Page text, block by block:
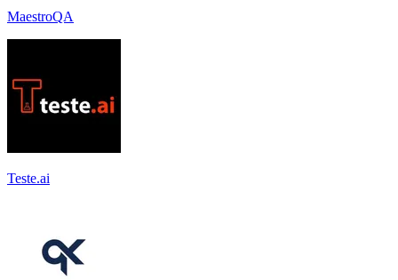
MaestroQA
Teste.ai